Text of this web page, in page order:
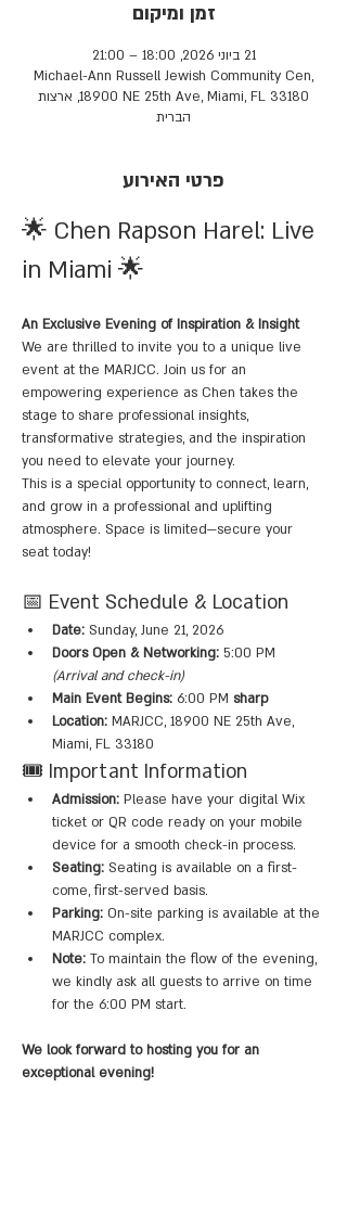
זמן ומיקום
21 ביוני 2026, 18:00 – 21:00
Michael-Ann Russell Jewish Community Cen,
18900 NE 25th Ave, Miami, FL 33180, ארצות
הברית
פרטי האירוע
🌟 Chen Rapson Harel: Live
in Miami 🌟
An Exclusive Evening of Inspiration & Insight
We are thrilled to invite you to a unique live
event at the MARJCC. Join us for an
empowering experience as Chen takes the
stage to share professional insights,
transformative strategies, and the inspiration
you need to elevate your journey.
This is a special opportunity to connect, learn,
and grow in a professional and uplifting
atmosphere. Space is limited—secure your
seat today!
📅 Event Schedule & Location
Date: Sunday, June 21, 2026
Doors Open & Networking: 5:00 PM
(Arrival and check-in)
Main Event Begins: 6:00 PM sharp
Location: MARJCC, 18900 NE 25th Ave,
Miami, FL 33180
🎟️ Important Information
Admission: Please have your digital Wix
ticket or QR code ready on your mobile
device for a smooth check-in process.
Seating: Seating is available on a first-
come, first-served basis.
Parking: On-site parking is available at the
MARJCC complex.
Note: To maintain the flow of the evening,
we kindly ask all guests to arrive on time
for the 6:00 PM start.
We look forward to hosting you for an
exceptional evening!